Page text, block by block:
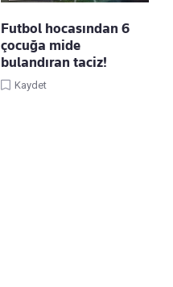
Futbol hocasından 6
çocuğa mide
bulandıran taciz!
Kaydet